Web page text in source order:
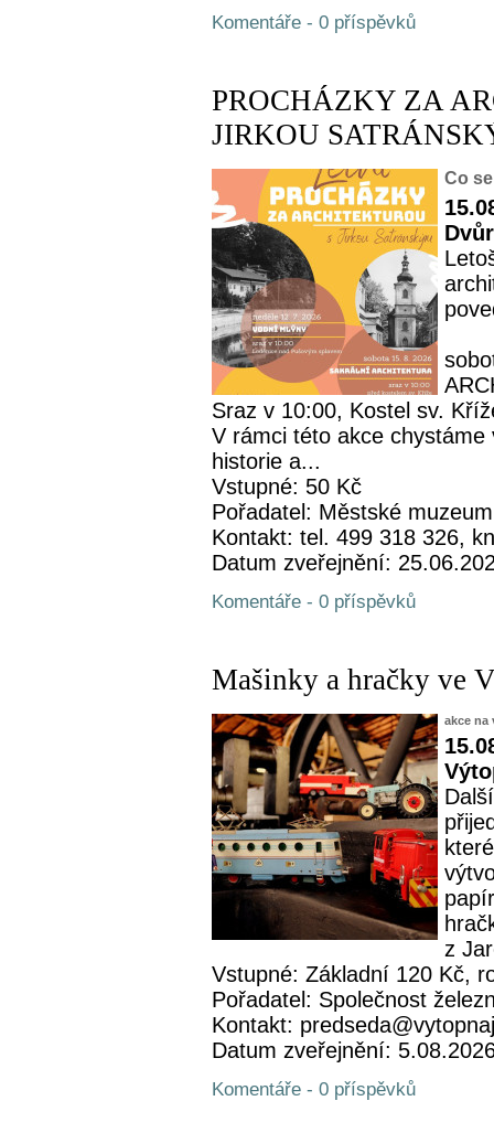
Komentáře - 0 příspěvků
PROCHÁZKY ZA
JIRKOU
Co
Sraz v 10:00, Kostel sv.
V rámci této akce
historie a...
Vstupné: 50 Kč
Pořadatel: Městské
Kontakt: tel. 499 318 326,
Datum zveřejnění:
Komentáře - 0 příspěvků
Mašinky a hračky ve
akce na
z
Vstupné: Základní 120 Kč,
Pořadatel: Společnost
Kontakt:
Datum zveřejnění:
Komentáře - 0 příspěvků